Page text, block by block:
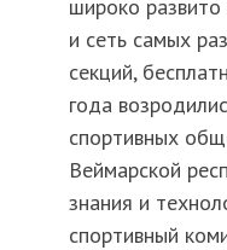
широко
и сеть самых
секций,
года
спортивных
Веймарской
знания и
спортивный